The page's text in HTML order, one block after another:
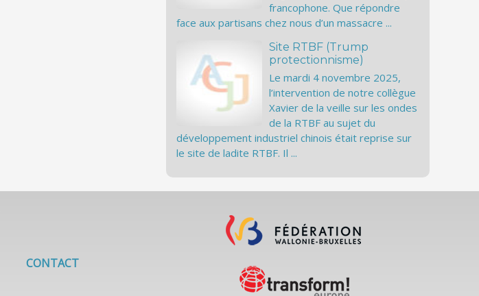
francophone. Que répondre
face aux partisans chez nous d’un massacre ...
Site RTBF (Trump
protectionnisme)
Le mardi 4 novembre 2025,
l’intervention de notre collègue
Xavier de la veille sur les ondes
de la RTBF au sujet du
développement industriel chinois était reprise sur
le site de ladite RTBF. Il ...
CONTACT